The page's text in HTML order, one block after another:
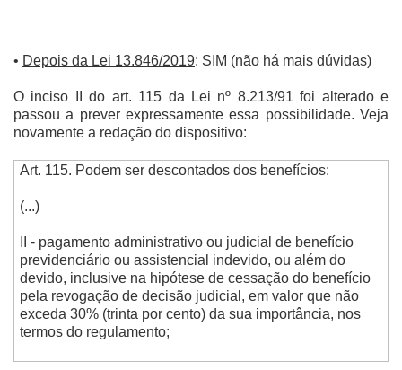
• Depois da Lei 13.846/2019: SIM (não há mais dúvidas)
O inciso II do art. 115 da Lei nº 8.213/91 foi alterado e
passou a prever expressamente essa possibilidade. Veja
novamente a redação do dispositivo:
Art. 115. Podem ser descontados dos benefícios:
(...)
II - pagamento administrativo ou judicial de benefício
previdenciário ou assistencial indevido, ou além do
devido, inclusive na hipótese de cessação do benefício
pela revogação de decisão judicial, em valor que não
exceda 30% (trinta por cento) da sua importância, nos
termos do regulamento;